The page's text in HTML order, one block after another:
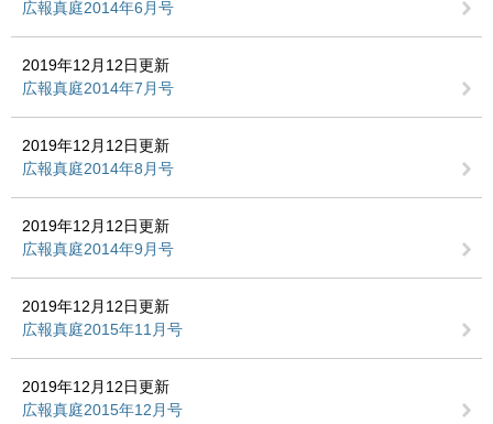
広報真庭2014年6月号
2019年12月12日更新
広報真庭2014年7月号
2019年12月12日更新
広報真庭2014年8月号
2019年12月12日更新
広報真庭2014年9月号
2019年12月12日更新
広報真庭2015年11月号
2019年12月12日更新
広報真庭2015年12月号